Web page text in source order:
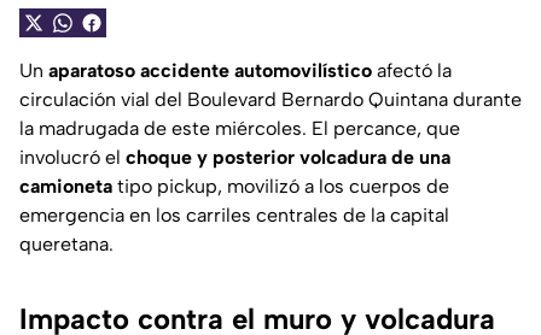
Un aparatoso accidente automovilístico afectó la
circulación vial del Boulevard Bernardo Quintana durante
la madrugada de este miércoles. El percance, que
involucró el choque y posterior volcadura de una
camioneta tipo pickup, movilizó a los cuerpos de
emergencia en los carriles centrales de la capital
queretana.
Impacto contra el muro y volcadura